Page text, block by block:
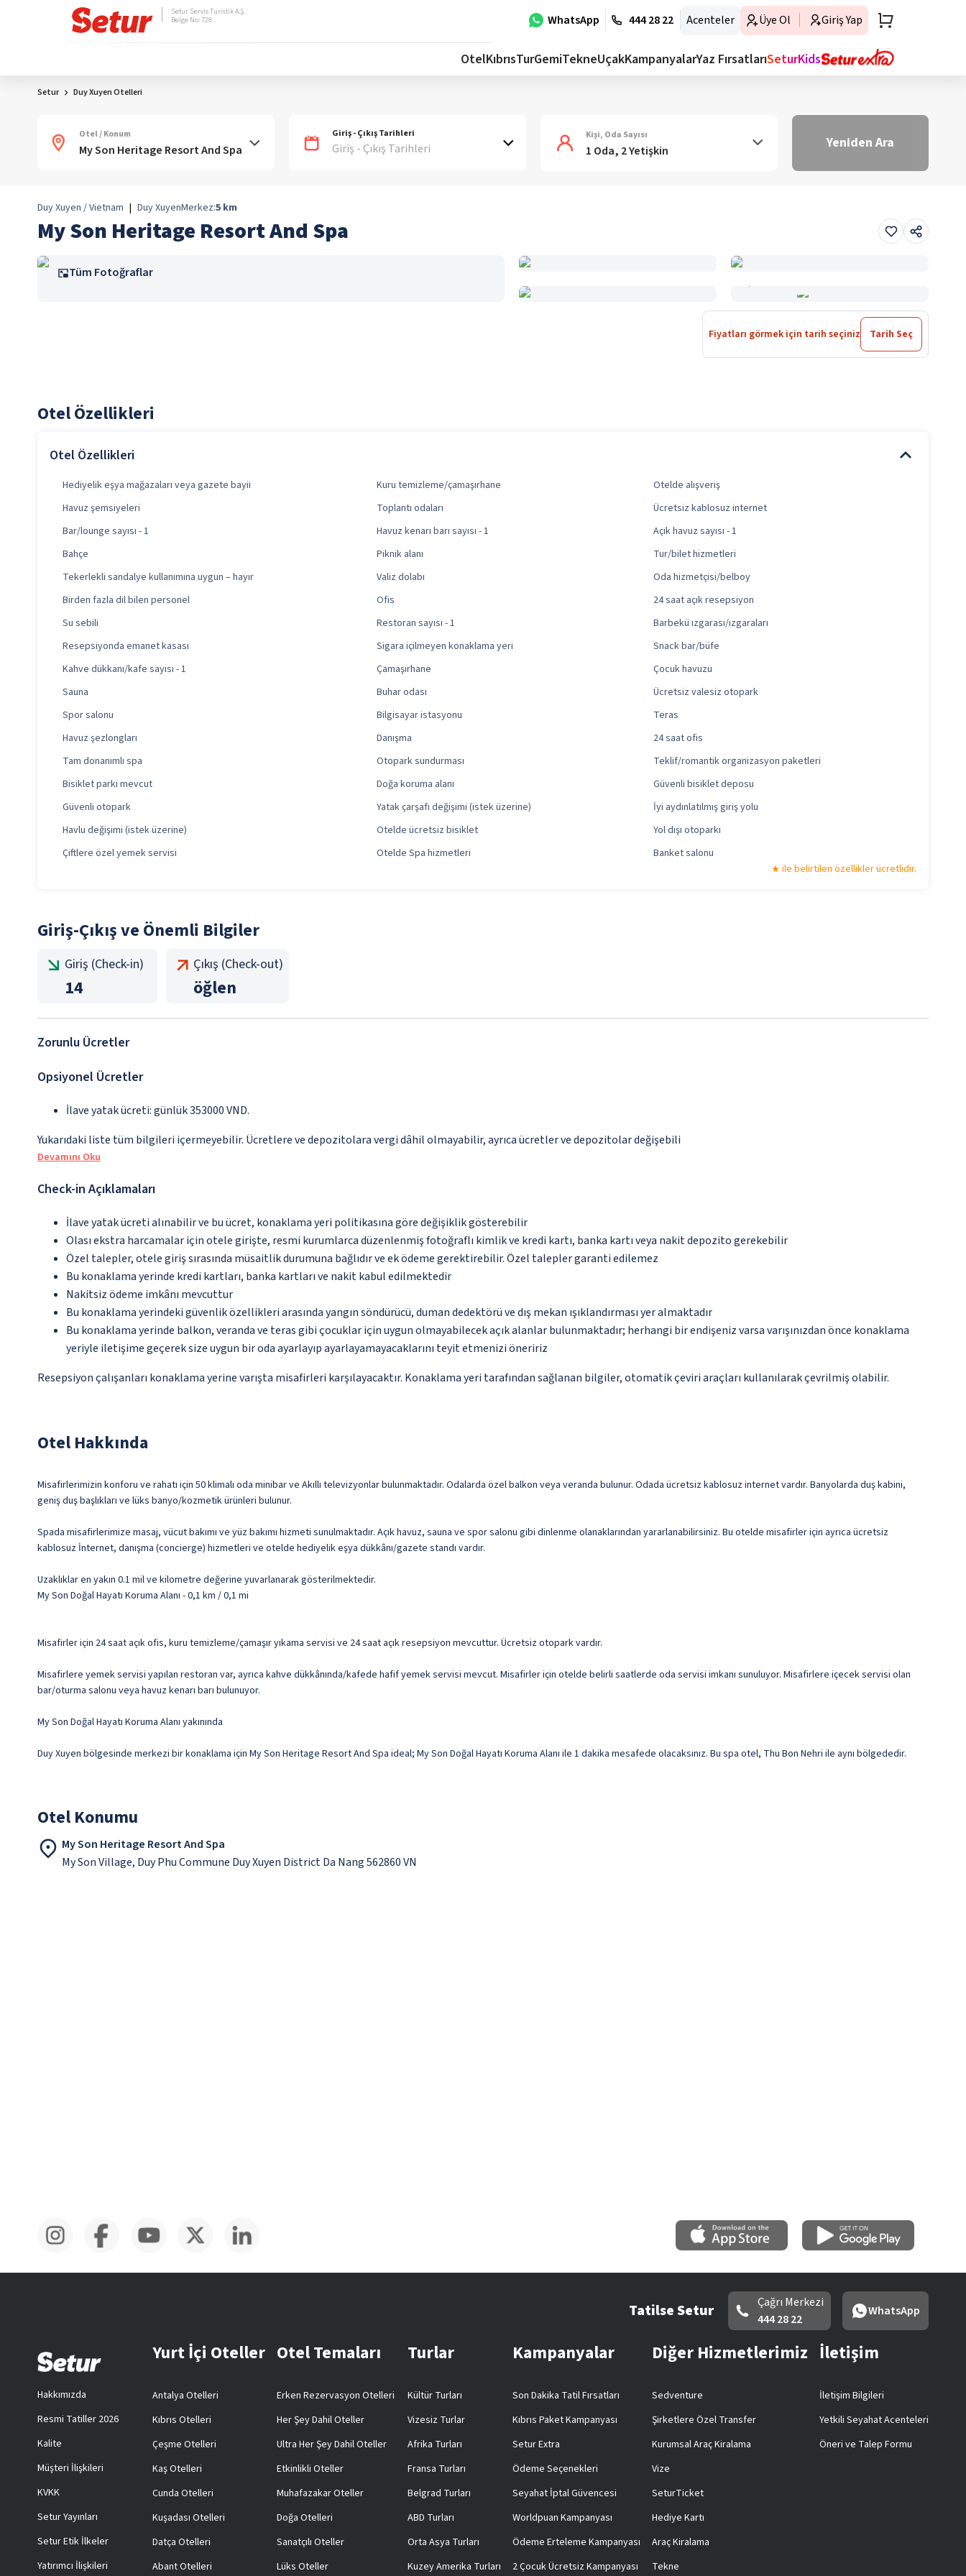
WhatsApp 444 28 22 Acenteler Üye Ol Giriş Yap
Setur Servis Turistik A.Ş.
Belge No: 728
OtelKıbrısTurGemiTekneUçakKampanyalarYaz FırsatlarıSeturKids
Setur Duy Xuyen Otelleri
Otel / Konum Giriş - Çıkış Tarihleri
Giriş - Çıkış Tarihleri
Kişi, Oda Sayısı
1 Oda, 2 Yetişkin Yeniden Ara
Duy Xuyen / Vietnam | Duy XuyenMerkez:5 km
My Son Heritage Resort And Spa
Tüm Fotoğraflar
Fiyatları görmek için tarih seçiniz Tarih Seç
Otel Özellikleri
Otel Özellikleri
Hediyelik eşya mağazaları veya gazete bayii Kuru temizleme/çamaşırhane
Otelde alışveriş
Havuz şemsiyeleri
Toplantı odaları
Ücretsiz kablosuz internet
Bar/lounge sayısı - 1
Havuz kenarı barı sayısı - 1
Açık havuz sayısı - 1
Bahçe
Piknik alanı
Tur/bilet hizmetleri
Tekerlekli sandalye kullanımına uygun – hayır
Valiz dolabı
Oda hizmetçisi/belboy
Birden fazla dil bilen personel
Ofis
24 saat açık resepsiyon
Su sebili
Restoran sayısı - 1
Barbekü ızgarası/ızgaraları
Resepsiyonda emanet kasası
Sigara içilmeyen konaklama yeri
Snack bar/büfe
Kahve dükkanı/kafe sayısı - 1
Çamaşırhane
Çocuk havuzu
Sauna
Buhar odası
Ücretsiz valesiz otopark
Spor salonu
Bilgisayar istasyonu
Teras
Havuz şezlongları
Danışma
24 saat ofis
Tam donanımlı spa
Otopark sundurması
Teklif/romantik organizasyon paketleri
Bisiklet parkı mevcut
Doğa koruma alanı
Güvenli bisiklet deposu
Güvenli otopark
Yatak çarşafı değişimi (istek üzerine)
İyi aydınlatılmış giriş yolu
Havlu değişimi (istek üzerine)
Otelde ücretsiz bisiklet
Yol dışı otoparkı
Çiftlere özel yemek servisi
Otelde Spa hizmetleri
Banket salonu
ile belirtilen özellikler ücretlidir.
Giriş-Çıkış ve Önemli Bilgiler
Giriş (Check-in)
14
Çıkış (Check-out)
öğlen
Zorunlu Ücretler
Opsiyonel Ücretler
İlave yatak ücreti: günlük 353000 VND.
Yukarıdaki liste tüm bilgileri içermeyebilir. Ücretlere ve depozitolara vergi dâhil olmayabilir, ayrıca ücretler ve depozitolar değişebili
Devamını Oku
Check-in Açıklamaları
İlave yatak ücreti alınabilir ve bu ücret, konaklama yeri politikasına göre değişiklik gösterebilir
Olası ekstra harcamalar için otele girişte, resmi kurumlarca düzenlenmiş fotoğraflı kimlik ve kredi kartı, banka kartı veya nakit depozito gerekebilir
Özel talepler, otele giriş sırasında müsaitlik durumuna bağlıdır ve ek ödeme gerektirebilir. Özel talepler garanti edilemez
Bu konaklama yerinde kredi kartları, banka kartları ve nakit kabul edilmektedir
Nakitsiz ödeme imkânı mevcuttur
Bu konaklama yerindeki güvenlik özellikleri arasında yangın söndürücü, duman dedektörü ve dış mekan ışıklandırması yer almaktadır
Bu konaklama yerinde balkon, veranda ve teras gibi çocuklar için uygun olmayabilecek açık alanlar bulunmaktadır; herhangi bir endişeniz varsa varışınızdan önce konaklama
yeriyle iletişime geçerek size uygun bir oda ayarlayıp ayarlayamayacaklarını teyit etmenizi öneririz
Resepsiyon çalışanları konaklama yerine varışta misafirleri karşılayacaktır. Konaklama yeri tarafından sağlanan bilgiler, otomatik çeviri araçları kullanılarak çevrilmiş olabilir.
Otel Hakkında
Misafirlerimizin konforu ve rahatı için 50 klimalı oda minibar ve Akıllı televizyonlar bulunmaktadır. Odalarda özel balkon veya veranda bulunur. Odada ücretsiz kablosuz internet vardır. Banyolarda duş kabini,
geniş duş başlıkları ve lüks banyo/kozmetik ürünleri bulunur.
Spada misafirlerimize masaj, vücut bakımı ve yüz bakımı hizmeti sunulmaktadır. Açık havuz, sauna ve spor salonu gibi dinlenme olanaklarından yararlanabilirsiniz. Bu otelde misafirler için ayrıca ücretsiz
kablosuz İnternet, danışma (concierge) hizmetleri ve otelde hediyelik eşya dükkânı/gazete standı vardır.
Uzaklıklar en yakın 0.1 mil ve kilometre değerine yuvarlanarak gösterilmektedir.
My Son Doğal Hayatı Koruma Alanı - 0,1 km / 0,1 mi
Misafirler için 24 saat açık ofis, kuru temizleme/çamaşır yıkama servisi ve 24 saat açık resepsiyon mevcuttur. Ücretsiz otopark vardır.
Misafirlere yemek servisi yapılan restoran var, ayrıca kahve dükkânında/kafede hafif yemek servisi mevcut. Misafirler için otelde belirli saatlerde oda servisi imkanı sunuluyor. Misafirlere içecek servisi olan
bar/oturma salonu veya havuz kenarı barı bulunuyor.
My Son Doğal Hayatı Koruma Alanı yakınında
Duy Xuyen bölgesinde merkezi bir konaklama için My Son Heritage Resort And Spa ideal; My Son Doğal Hayatı Koruma Alanı ile 1 dakika mesafede olacaksınız. Bu spa otel, Thu Bon Nehri ile aynı bölgededir.
Otel Konumu
My Son Heritage Resort And Spa
My Son Village, Duy Phu Commune Duy Xuyen District Da Nang 562860 VN
Tatilse Setur
Çağrı Merkezi
444 28 22
WhatsApp
Hakkımızda
Resmi Tatiller 2026
Kalite
Müşteri İlişkileri
KVKK
Setur Yayınları
Setur Etik İlkeler
Yatırımcı İlişkileri
Yurt İçi Oteller
Antalya Otelleri
Kıbrıs Otelleri
Çeşme Otelleri
Kaş Otelleri
Cunda Otelleri
Kuşadası Otelleri
Datça Otelleri
Abant Otelleri
Otel Temaları
Erken Rezervasyon Otelleri
Her Şey Dahil Oteller
Ultra Her Şey Dahil Oteller
Etkinlikli Oteller
Muhafazakar Oteller
Doğa Otelleri
Sanatçılı Oteller
Lüks Oteller
Turlar
Kültür Turları
Vizesiz Turlar
Afrika Turları
Fransa Turları
Belgrad Turları
ABD Turları
Orta Asya Turları
Kuzey Amerika Turları
Kampanyalar
Son Dakika Tatil Fırsatları
Kıbrıs Paket Kampanyası
Setur Extra
Ödeme Seçenekleri
Seyahat İptal Güvencesi
Worldpuan Kampanyası
Ödeme Erteleme Kampanyası
2 Çocuk Ücretsiz Kampanyası
Diğer Hizmetlerimiz
Sedventure
Şirketlere Özel Transfer
Kurumsal Araç Kiralama
Vize
SeturTicket
Hediye Kartı
Araç Kiralama
Tekne
İletişim
İletişim Bilgileri
Yetkili Seyahat Acenteleri
Öneri ve Talep Formu